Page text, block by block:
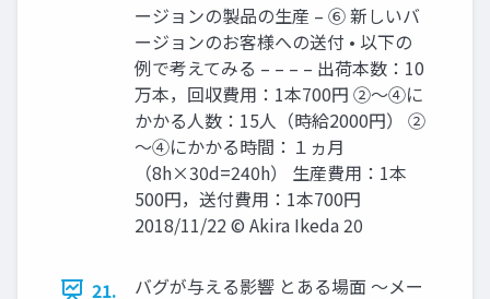
ージョンの製品の生産 – ⑥ 新しいバ
ージョンのお客様への送付 • 以下の
例で考えてみる – – – – 出荷本数：10
万本，回収費用：1本700円 ②～④に
かかる人数：15人（時給2000円） ②
～④にかかる時間：１ヵ月
（8h×30d=240h） 生産費用：1本
500円，送付費用：1本700円
2018/11/22 © Akira Ikeda 20
21.
バグが与える影響 とある場面 ～メー